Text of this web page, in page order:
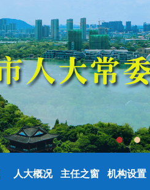
人大概况 主任之窗 机构设置